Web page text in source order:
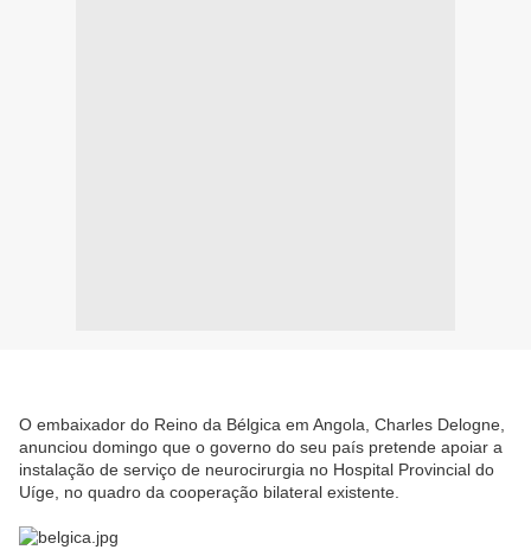
O embaixador do Reino da Bélgica em Angola, Charles Delogne,
anunciou domingo que o governo do seu país pretende apoiar a
instalação de serviço de neurocirurgia no Hospital Provincial do
Uíge, no quadro da cooperação bilateral existente.